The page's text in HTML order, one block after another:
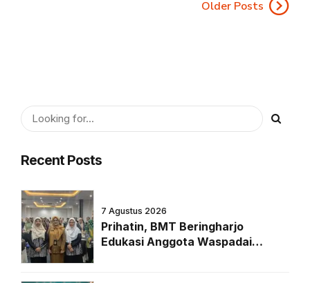
Older Posts
Recent Posts
7 Agustus 2026
Prihatin, BMT Beringharjo
Edukasi Anggota Waspadai